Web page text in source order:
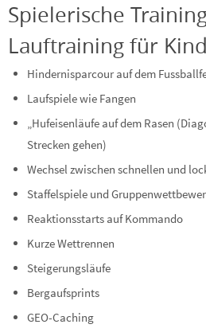
Spielerische
Lauftraining für
Hindernisparcour auf dem
Laufspiele wie Fangen
„Hufeisenläufe auf dem Rasen
Strecken gehen)
Wechsel zwischen schnellen und
Staffelspiele und
Reaktionsstarts auf Kommando
Kurze Wettrennen
Steigerungsläufe
Bergaufsprints
GEO-Caching